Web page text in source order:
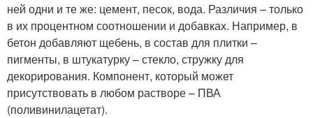
ней одни и те же: цемент, песок, вода. Различия – только
в их процентном соотношении и добавках. Например, в
бетон добавляют щебень, в состав для плитки –
пигменты, в штукатурку – стекло, стружку для
декорирования. Компонент, который может
присутствовать в любом растворе – ПВА
(поливинилацетат).